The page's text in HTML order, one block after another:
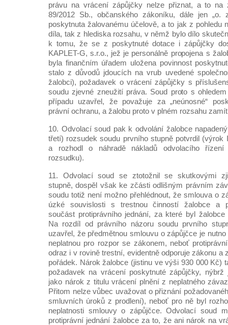
právu na vrácení zápůjčky nelze přiznat, a to
89/2012 Sb., občanského zákoníku, dále jen „o.
poskytnuta žalovanému účelově, a to jak z pohledu
díla, tak z hlediska rozsahu, v němž bylo dílo
k tomu, že se z poskytnuté dotace i zápůjčky
KAPLET-G, s.r.o., jež je personálně propojena s
byla finančním úřadem uložena povinnost
stalo z důvodů jdoucích na vrub uvedené
žalobci), požadavek o vrácení zápůjčky s
soudu zjevné zneužití práva. Soud proto s
případu uzavřel, že považuje za „neúnosné“
právní ochranu, a žalobu proto v plném rozsahu
10. Odvolací soud pak k odvolání žalobce
třetí) rozsudek soudu prvního stupně potvrdil (výrok
a rozhodl o náhradě nákladů odvolacího řízení
rozsudku).
11. Odvolací soud se ztotožnil se skutkovými
stupně, dospěl však ke zčásti odlišným právním
soudu totiž není možno přehlédnout, že smlouva o
úzké souvislosti s trestnou činností žalobce a
součást protiprávního jednání, za které byl žalobce
Na rozdíl od právního názoru soudu prvního
uzavřel, že předmětnou smlouvu o zápůjčce je
neplatnou pro rozpor se zákonem, neboť
odraz i v rovině trestní, evidentně odporuje zákonu a
pořádek. Nárok žalobce (jistinu ve výši 930 000 Kč)
požadavek na vrácení poskytnuté zápůjčky, nýbrž
jako nárok z titulu vrácení plnění z neplatného
Přitom nelze vůbec uvažovat o přiznání
smluvních úroků z prodlení), neboť pro ně byl
neplatnosti smlouvy o zápůjčce. Odvolací soud
protiprávní jednání žalobce za to, že ani nárok na